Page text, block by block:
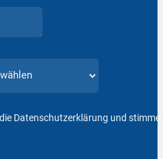
Datenschutzerklärung und